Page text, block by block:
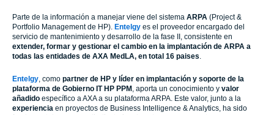
Parte de la información a manejar viene del sistema ARPA (Project &
Portfolio Management de HP). Entelgy es el proveedor encargado del
servicio de mantenimiento y desarrollo de la fase II, consistente en
extender, formar y gestionar el cambio en la implantación de ARPA a
todas las entidades de AXA MedLA, en total 16 paises.
Entelgy, como partner de HP y líder en implantación y soporte de la
plataforma de Gobierno IT HP PPM , aporta un conocimiento y valor
añadido específico a AXA a su plataforma ARPA. Este valor, junto a la
experiencia en proyectos de Business Intelligence & Analytics, ha sido